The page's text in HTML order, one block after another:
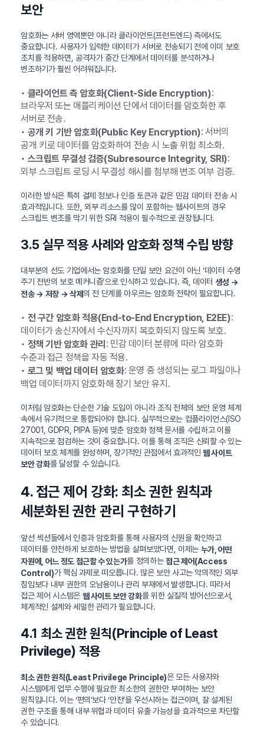
보안
암호화는 서버 영역뿐만 아니라 클라이언트(프런트엔드) 측에서도
중요합니다. 사용자가 입력한 데이터가 서버로 전송되기 전에 이미 보호
조치를 적용하면, 공격자가 중간 단계에서 데이터를 분석하거나
변조하기가 훨씬 어려워집니다.
• 클라이언트 측 암호화(Client-Side Encryption):
브라우저 또는 애플리케이션 단에서 데이터를 암호화한 후
서버로 전송.
• 공개 키 기반 암호화(Public Key Encryption): 서버의
공개 키로 데이터를 암호화하여 전송 시 노출 위험 최소화.
• 스크립트 무결성 검증(Subresource Integrity, SRI):
외부 스크립트 로딩 시 무결성 해시를 첨부해 변조 여부 검증.
이러한 방식은 특히 결제 정보나 인증 토큰과 같은 민감 데이터 전송 시
효과적입니다. 또한, 외부 리소스를 많이 포함하는 웹사이트의 경우
스크립트 변조를 막기 위한 SRI 적용이 필수적으로 권장됩니다.
3.5 실무 적용 사례와 암호화 정책 수립 방향
대부분의 선도 기업에서는 암호화를 단일 보안 요건이 아닌 ‘데이터 수명
주기 전반의 보호 메커니즘’으로 인식하고 있습니다. 즉, 데이터 생성 →
전송 → 저장 → 삭제의 전 단계를 아우르는 암호화 전략이 필요합니다.
• 전 구간 암호화 적용(End-to-End Encryption, E2EE):
데이터가 송신자에서 수신자까지 복호화되지 않도록 보호.
• 정책 기반 암호화 관리 : 민감 데이터 분류에 따라 암호화
수준과 접근 정책을 자동 적용.
• 로그 및 백업 데이터 암호화: 운영 중 생성되는 로그 파일이나
백업 데이터까지 암호화해 장기 보안 유지.
이처럼 암호화는 단순한 기술 도입이 아니라 조직 전체의 보안 운영 체계
속에서 유기적으로 통합되어야 합니다. 실무적으로는 컴플라이언스(ISO
27001, GDPR, PIPA 등)에 맞춘 암호화 정책 문서를 수립하고 이를
지속적으로 점검하는 것이 중요합니다. 이를 통해 조직은 신뢰할 수 있는
데이터 보호 체계를 완성하며, 장기적인 관점에서 효과적인웹 사이트
보안 강화를 달성할 수 있습니다.
4. 접근 제어 강화: 최소 권한 원칙과
세분화된 권한 관리 구현하기
앞선 섹션들에서 인증과 암호화를 통해 사용자의 신원을 확인하고
데이터를 안전하게 보호하는 방법을 살펴보았다면, 이제는 누가, 어떤
자원에, 어느 정도 접근할 수 있는가를 정의하는접근 제어(Access
Control)가 핵심 과제로 떠오릅니다. 많은 보안 사고는 악의적인 외부
침입보다 내부 권한의 오남용이나 관리 부재에서 발생합니다. 따라서
접근 제어 시스템은 웹 사이트 보안 강화를 위한 실질적 방어선으로서,
체계적인 설계와 세밀한 관리가 필요합니다.
4.1 최소 권한 원칙(Principle of Least
Privilege) 적용
최소 권한 원칙(Least Privilege Principle)은 모든 사용자와
시스템에게 업무 수행에 필요한 최소한의 권한만 부여하는 보안
원칙입니다. 이는 ‘편의’보다 ‘안전’을 우선시하는 접근이며, 잘 설계된
권한 구조를 통해 내부 위협과 데이터 유출 가능성을 효과적으로 차단할
수 있습니다.